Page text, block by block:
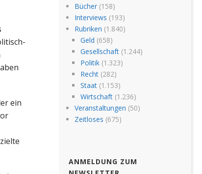
ein
Bücher(158)
Interviews (193)
Rubriken (1.840)
Geld (658)
Gesellschaft(1.244)
Politik(1.323)
Recht(282)
Staat(1.153)
Wirtschaft(1.236)
Veranstaltungen (50)
Zeitloses (675)
ANMELDUNG ZUM